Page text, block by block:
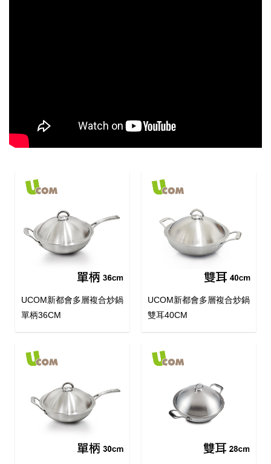
UCOM新都會多層複合炒鍋
單柄36CM
UCOM新都會多層複合炒鍋
雙耳40CM